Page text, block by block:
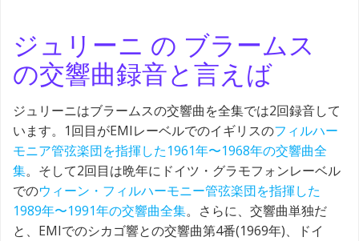
ジュリーニ の ブラームス
の交響曲録音と言えば
ジュリーニはブラームスの交響曲を全集では2回録音して
います。1回目がEMIレーベルでのイギリスのフィルハー
モニア管弦楽団を指揮した1961年〜1968年の交響曲全
集。そして2回目は晩年にドイツ・グラモフォンレーベル
でのウィーン・フィルハーモニー管弦楽団を指揮した
1989年〜1991年の交響曲全集。さらに、交響曲単独だ
と、EMIでのシカゴ響との交響曲第4番(1969年)、ドイ